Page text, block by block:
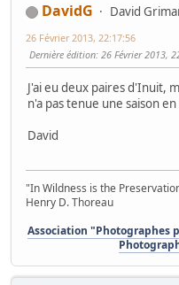
DavidG David
26 Février 2013, 22:17:56
Dernière édition: 26 Février 2013,
J'ai eu deux paires d'Inuit,
n'a pas tenue une saison
David
"In Wildness is the
Henry D. Thoreau
Association "Photographes